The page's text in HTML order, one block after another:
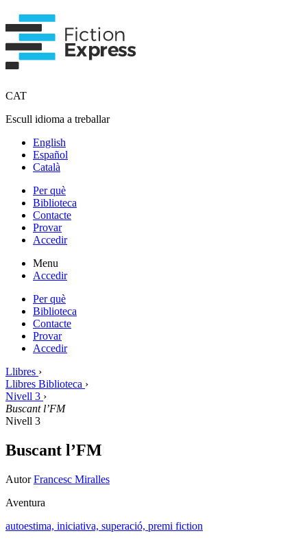
CAT
Escull idioma a treballar
English
Español
Català
Per què
Biblioteca
Contacte
Provar
Accedir
Menu
Accedir
Per què
Biblioteca
Contacte
Provar
Accedir
Llibres ›
Llibres Biblioteca ›
Nivell 3 ›
Buscant l’FM
Nivell 3
Buscant l’FM
AutorFrancesc Miralles
Aventura
autoestima, iniciativa, superació, premi fiction